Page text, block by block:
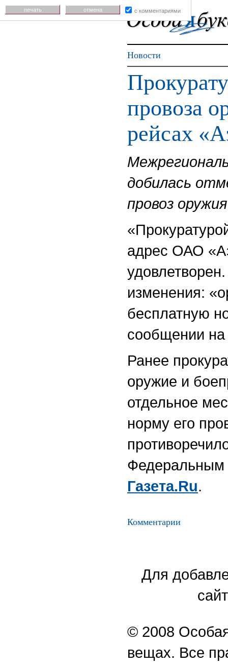
Новости
провоза
рейсах
добилась
провоз
адрес ОАО
изменения:
бесплатную
сообщении на
Ранее
оружие и
отдельное
норму его
Федеральным
Газета.Ru.
Комментарии
Для
© 2008
вещах. Все
печать отмена с комментариями